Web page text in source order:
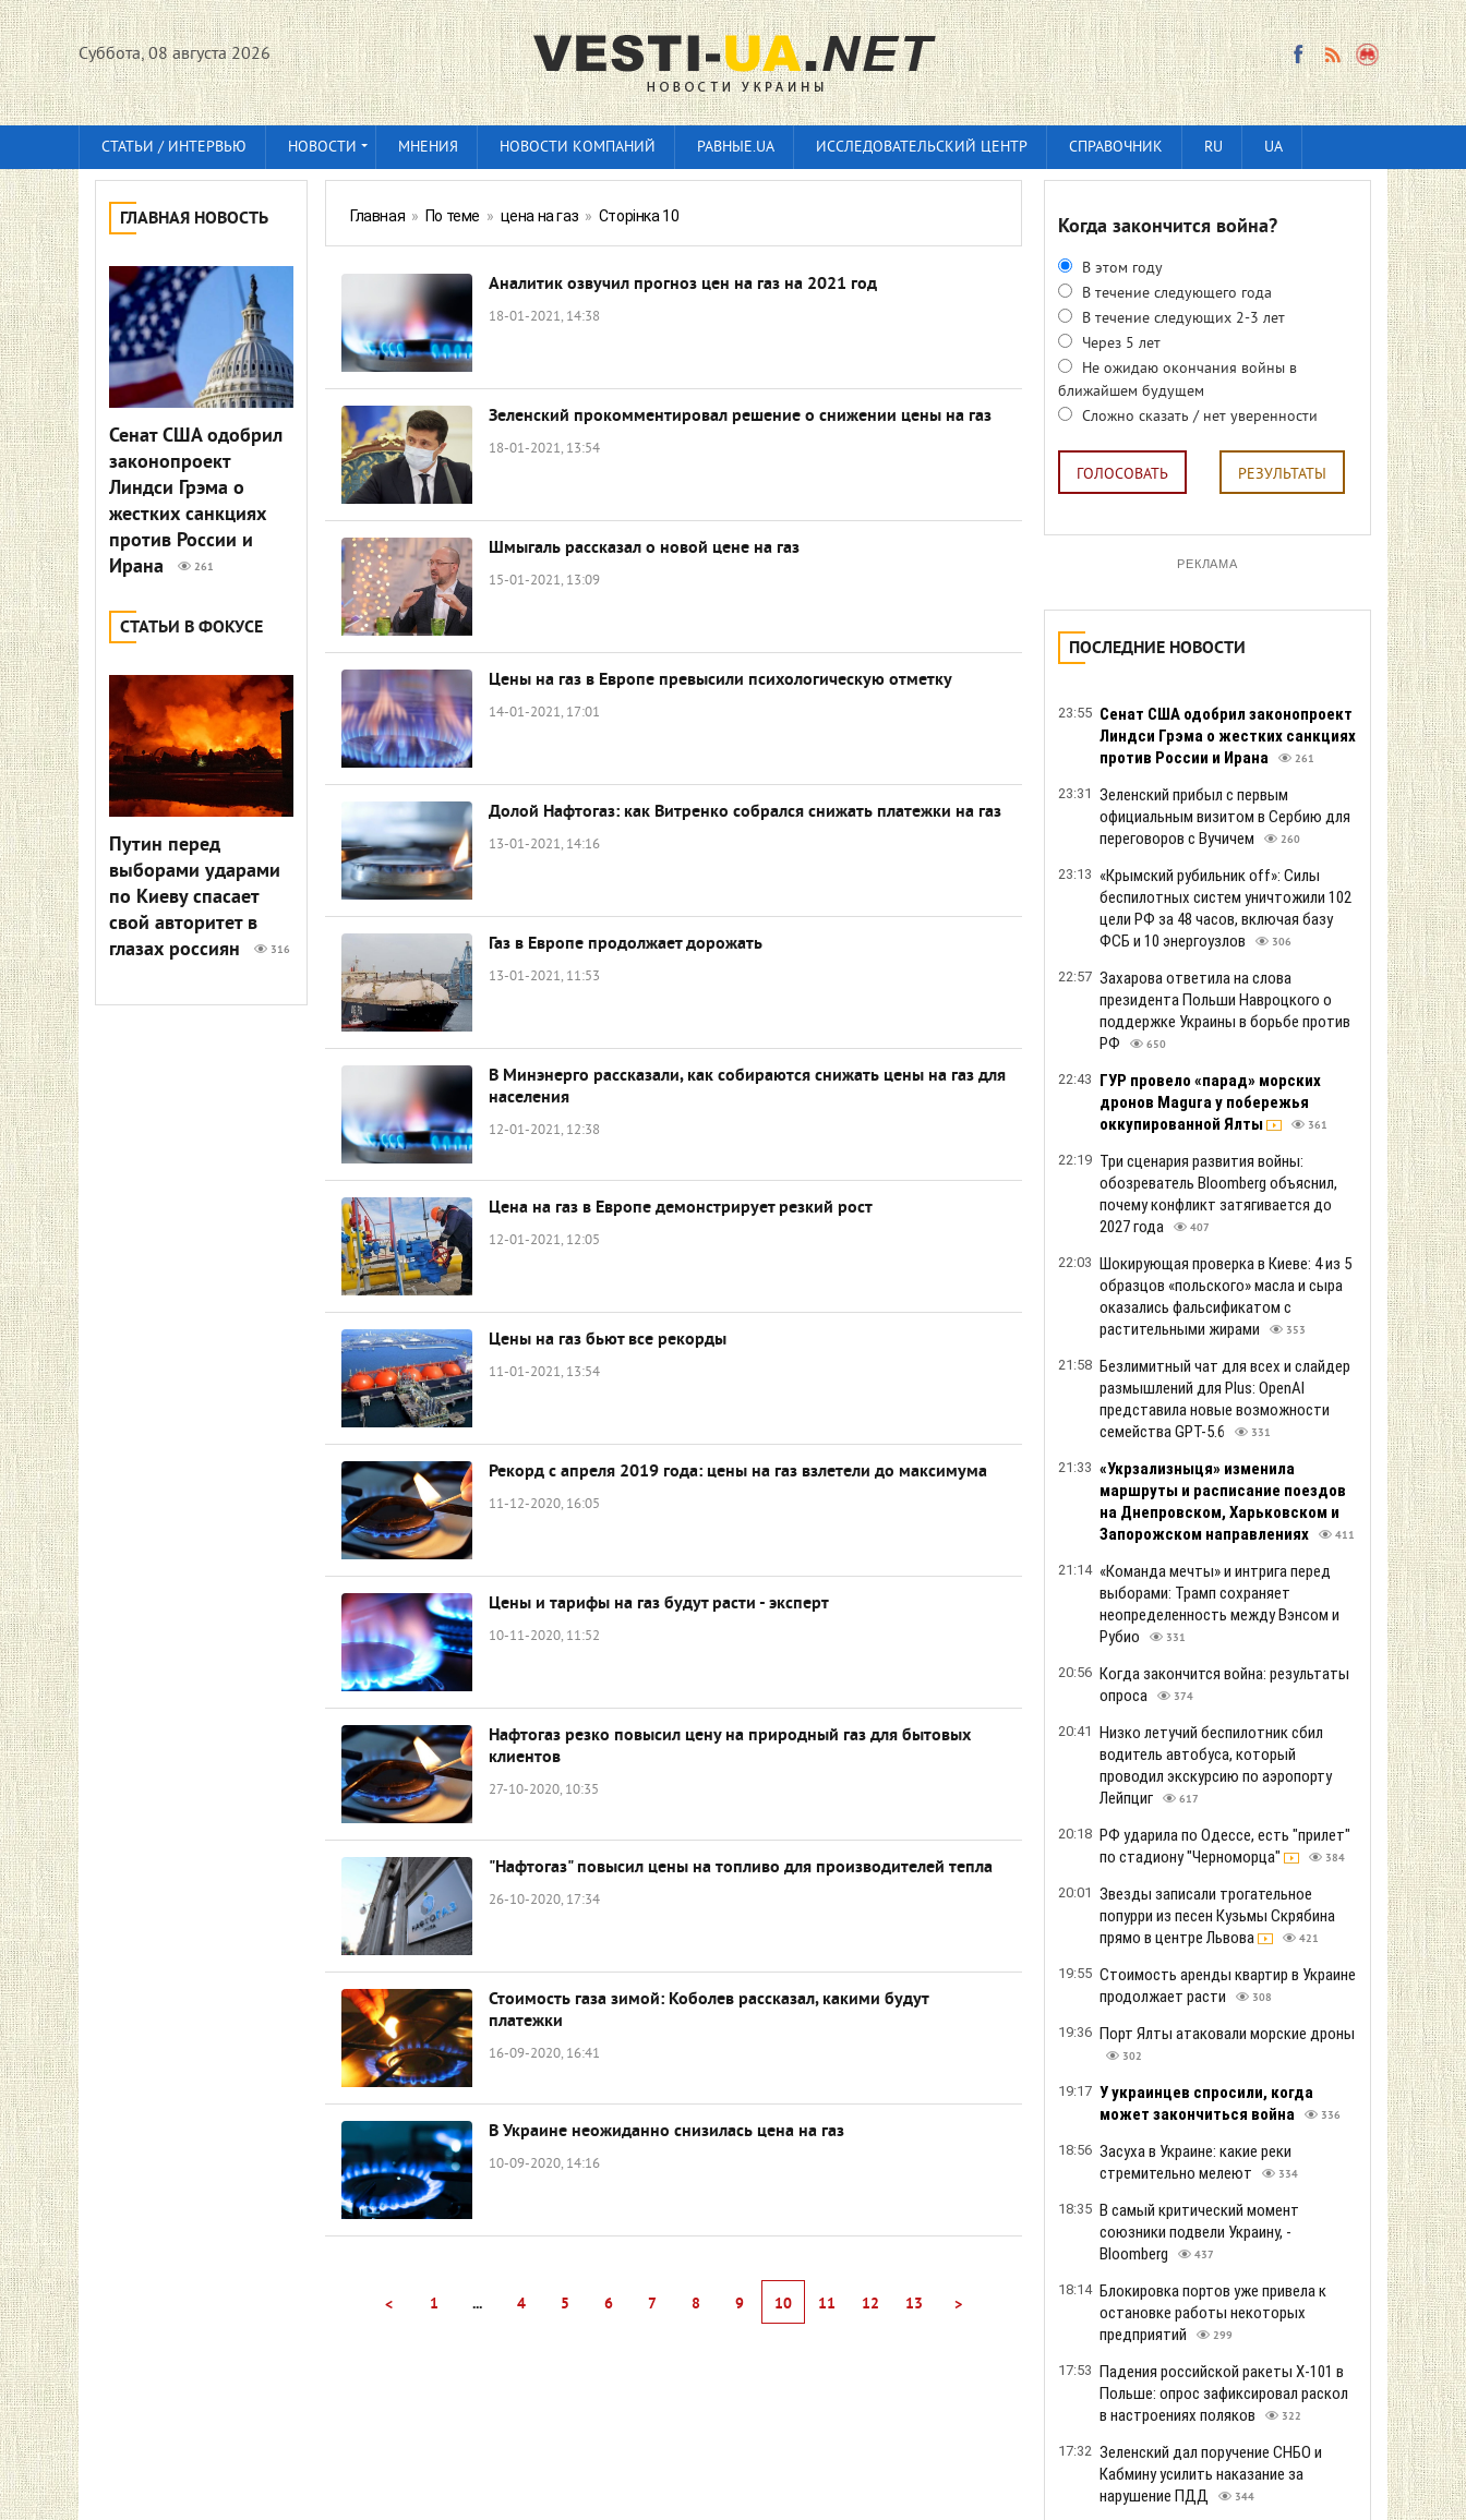
Суббота, 08 августа 2026
СТАТЬИ / ИНТЕРВЬЮ НОВОСТИ МНЕНИЯ НОВОСТИ КОМПАНИЙ РАВНЫЕ.UA ИССЛЕДОВАТЕЛЬСКИЙ ЦЕНТР СПРАВОЧНИК RU UA
ГЛАВНАЯ НОВОСТЬ
Сенат США одобрил
законопроект
Линдси Грэма о
жестких санкциях
против России и
Ирана
261
СТАТЬИ В ФОКУСЕ
Путин перед
выборами ударами
по Киеву спасает
свой авторитет в
глазах россиян
316
Главная » По теме » цена на газ » Сторінка 10
Аналитик озвучил прогноз цен на газ на 2021 год
18-01-2021, 14:38
Зеленский прокомментировал решение о снижении цены на газ
18-01-2021, 13:54
Шмыгаль рассказал о новой цене на газ
15-01-2021, 13:09
Цены на газ в Европе превысили психологическую отметку
14-01-2021, 17:01
Долой Нафтогаз: как Витренко собрался снижать платежки на газ
13-01-2021, 14:16
Газ в Европе продолжает дорожать
13-01-2021, 11:53
В Минэнерго рассказали, как собираются снижать цены на газ для
населения
12-01-2021, 12:38
Цена на газ в Европе демонстрирует резкий рост
12-01-2021, 12:05
Цены на газ бьют все рекорды
11-01-2021, 13:54
Рекорд с апреля 2019 года: цены на газ взлетели до максимума
11-12-2020, 16:05
Цены и тарифы на газ будут расти - эксперт
10-11-2020, 11:52
Нафтогаз резко повысил цену на природный газ для бытовых
клиентов
27-10-2020, 10:35
"Нафтогаз" повысил цены на топливо для производителей тепла
26-10-2020, 17:34
Стоимость газа зимой: Коболев рассказал, какими будут
платежки
16-09-2020, 16:41
В Украине неожиданно снизилась цена на газ
10-09-2020, 14:16
< 1 ... 4 5 6 7 8 9 10 11 12 13 >
Когда закончится война?
В этом году
В течение следующего года
В течение следующих 2-3 лет
Через 5 лет
Не ожидаю окончания войны в
ближайшем будущем
Сложно сказать / нет уверенности
ГОЛОСОВАТЬ РЕЗУЛЬТАТЫ
РЕКЛАМА
ПОСЛЕДНИЕ НОВОСТИ
23:55 Сенат США одобрил законопроект
Линдси Грэма о жестких санкциях
против России и Ирана
261
23:31 Зеленский прибыл с первым
официальным визитом в Сербию для
переговоров с Вучичем
260
23:13 «Крымский рубильник off»: Силы
беспилотных систем уничтожили 102
цели РФ за 48 часов, включая базу
ФСБ и 10 энергоузлов
306
22:57 Захарова ответила на слова
президента Польши Навроцкого о
поддержке Украины в борьбе против
РФ
650
22:43 ГУР провело «парад» морских
дронов Magura у побережья
оккупированной Ялты
361
22:19 Три сценария развития войны:
обозреватель Bloomberg объяснил,
почему конфликт затягивается до
2027 года
407
22:03 Шокирующая проверка в Киеве: 4 из 5
образцов «польского» масла и сыра
оказались фальсификатом с
растительными жирами
353
21:58 Безлимитный чат для всех и слайдер
размышлений для Plus: OpenAI
представила новые возможности
семейства GPT-5.6
331
21:33 «Укрзализныця» изменила
маршруты и расписание поездов
на Днепровском, Харьковском и
Запорожском направлениях
411
21:14 «Команда мечты» и интрига перед
выборами: Трамп сохраняет
неопределенность между Вэнсом и
Рубио
331
20:56 Когда закончится война: результаты
опроса
374
20:41 Низко летучий беспилотник сбил
водитель автобуса, который
проводил экскурсию по аэропорту
Лейпциг
617
20:18 РФ ударила по Одессе, есть "прилет"
по стадиону "Черноморца"
384
20:01 Звезды записали трогательное
попурри из песен Кузьмы Скрябина
прямо в центре Львова
421
19:55 Стоимость аренды квартир в Украине
продолжает расти
308
19:36 Порт Ялты атаковали морские дроны
302
19:17 У украинцев спросили, когда
может закончиться война
336
18:56 Засуха в Украине: какие реки
стремительно мелеют
334
18:35 В самый критический момент
союзники подвели Украину, -
Bloomberg
437
18:14 Блокировка портов уже привела к
остановке работы некоторых
предприятий
299
17:53 Падения российской ракеты Х-101 в
Польше: опрос зафиксировал раскол
в настроениях поляков
322
17:32 Зеленский дал поручение СНБО и
Кабмину усилить наказание за
нарушение ПДД
344